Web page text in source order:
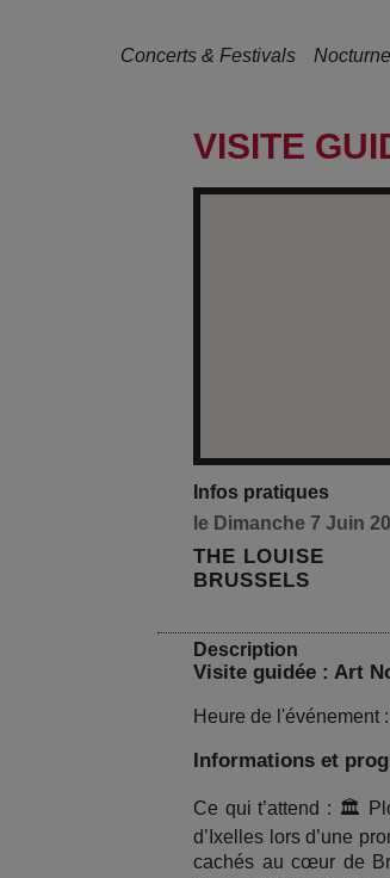
Concerts & Festivals Nocturne
VISITE
Infos pratiques
le Dimanche 7 Juin
THE LOUISE
BRUSSELS
Description
Visite guidée : Art
Heure de l'événement
Informations et
Ce qui t’attend : 🏛️
d’Ixelles lors d’une
cachés au cœur de